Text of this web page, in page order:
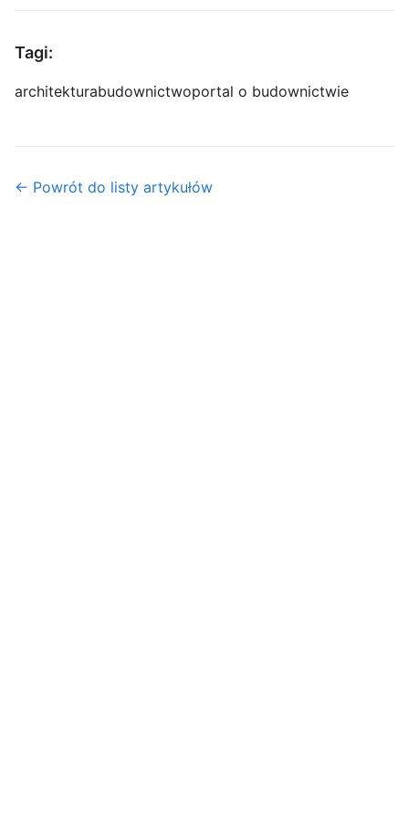
Tagi:
architekturabudownictwoportal o budownictwie
← Powrót do listy artykułów